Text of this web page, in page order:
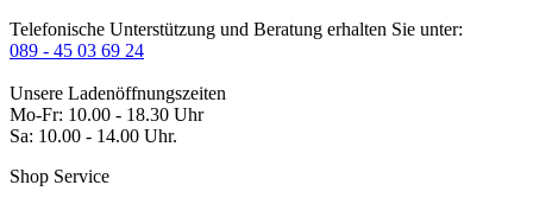
Telefonische Unterstützung und Beratung erhalten Sie unter:
089 - 45 03 69 24
Unsere Ladenöffnungszeiten
Mo-Fr: 10.00 - 18.30 Uhr
Sa: 10.00 - 14.00 Uhr.
Shop Service